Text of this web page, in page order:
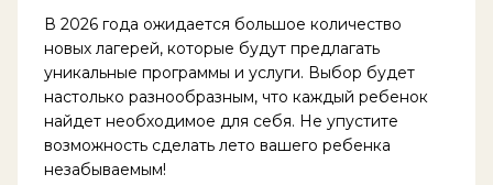
В 2026 года ожидается большое количество
новых лагерей, которые будут предлагать
уникальные программы и услуги. Выбор будет
настолько разнообразным, что каждый ребенок
найдет необходимое для себя. Не упустите
возможность сделать лето вашего ребенка
незабываемым!